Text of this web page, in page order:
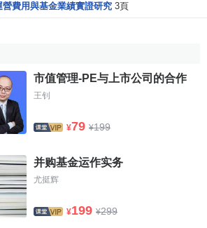
費用與基金業績實證研究 3頁
市值管理-PE与上市公司的合作
王钊
¥79 ¥199
并购基金运作实务
尤挺辉
¥199 ¥299